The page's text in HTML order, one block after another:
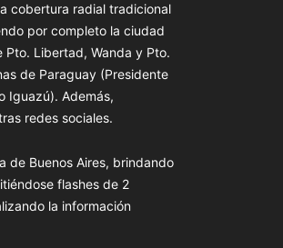
cobertura radial tradicional
por completo la ciudad
Libertad, Wanda y Pto.
de Paraguay (Presidente
Iguazú). Además,
redes sociales.
de Buenos Aires, brindando
flashes de 2
la información